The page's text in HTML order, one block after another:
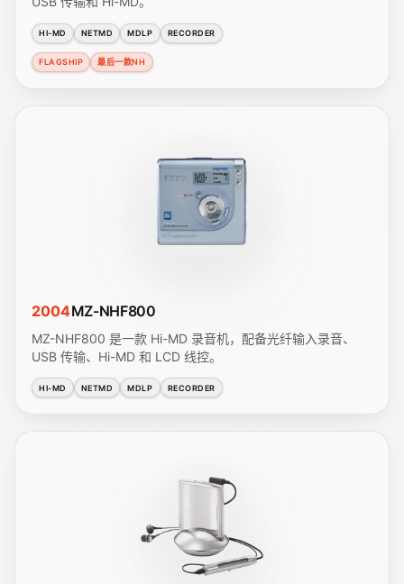
HI-MD NETMD MDLP RECORDER
FLAGSHIP 最后一款NH
2004MZ-NHF800
MZ-NHF800 是一款 Hi-MD 录音机，配备光纤输入录音、
USB 传输、Hi-MD 和 LCD 线控。
HI-MD NETMD MDLP RECORDER